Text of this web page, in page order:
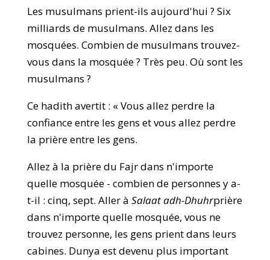
Les musulmans prient-ils aujourd'hui ? Six
milliards de musulmans. Allez dans les
mosquées. Combien de musulmans trouvez-
vous dans la mosquée ? Très peu. Où sont les
musulmans ?
Ce hadith avertit : « Vous allez perdre la
confiance entre les gens et vous allez perdre
la prière entre les gens.
Allez à la prière du Fajr dans n'importe
quelle mosquée - combien de personnes y a-
t-il : cinq, sept. Aller à Salaat adh-Dhuhrprière
dans n'importe quelle mosquée, vous ne
trouvez personne, les gens prient dans leurs
cabines. Dunya est devenu plus important